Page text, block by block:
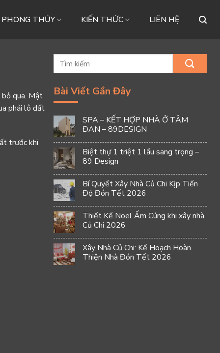
THỦY KIẾN THỨC LIÊN HỆ
qua. Mật
phải lô đất
trước khi
Bài Viết Gần Đây
SPA – KẾT HỢP NHÀ Ở TÂM
ĐAN – 89DESIGN
Biệt thự 1 triệt 1 lầu sang trọng –
89 Design
Bí Quyết Xây Nhà Củ Chi Kịp Tiến
Độ Đón Tết 2026
Thiết Kế Noel Ấm Cúng khi xây nhà
Củ Chi 2026
Xây Nhà Củ Chi: Kế Hoạch Hoàn
Thiện Nhà Đón Tết 2026